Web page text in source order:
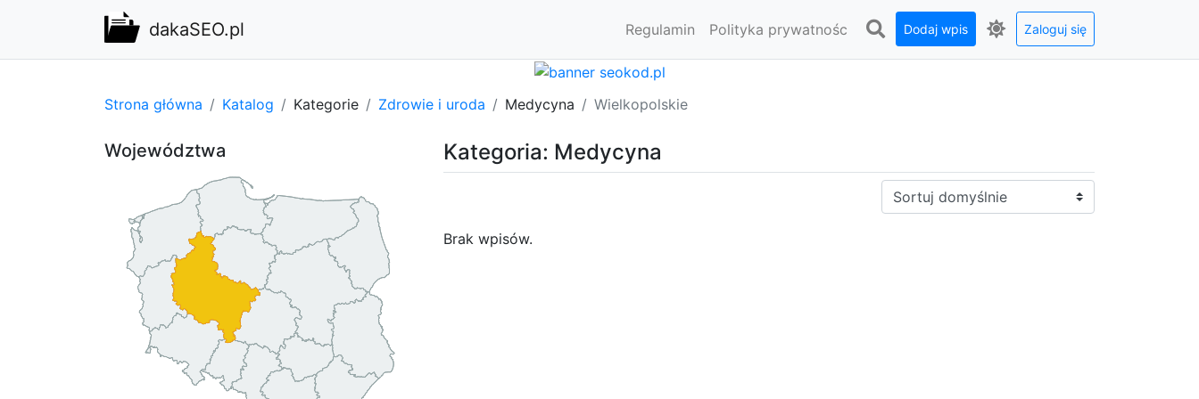
dakaSEO.pl Regulamin Polityka prywatnośc Dodaj wpis Zaloguj się
Strona główna Katalog Kategorie Zdrowie i uroda Medycyna Wielkopolskie
Kategoria: Medycyna
Sortuj:
Brak wpisów.
Województwa